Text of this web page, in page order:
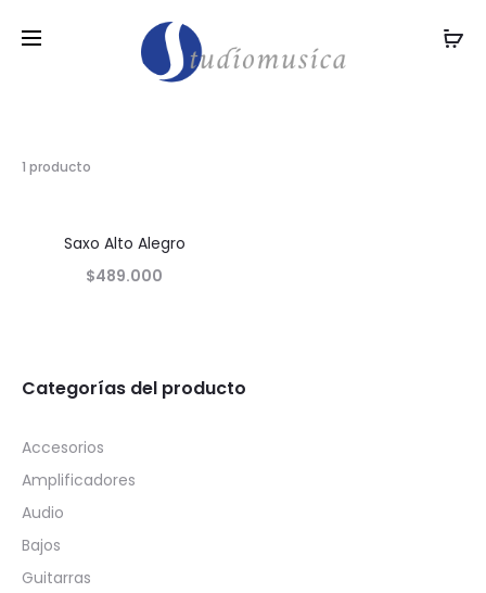
1 producto
Saxo Alto Alegro
$489.000
Categorías del producto
Accesorios
Amplificadores
Audio
Bajos
Guitarras